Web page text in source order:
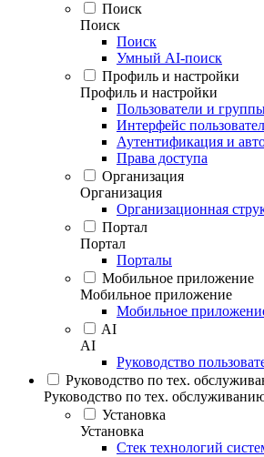
Поиск
Поиск
Поиск
Умный AI-поиск
Профиль и настройки
Профиль и настройки
Пользователи и
Интерфейс
Аутентификация и
Права доступа
Организация
Организация
Организационная
Портал
Портал
Порталы
Мобильное приложение
Мобильное приложение
Мобильное
AI
AI
Руководство
Руководство по тех.
Руководство по тех.
Установка
Установка
Стек технологий